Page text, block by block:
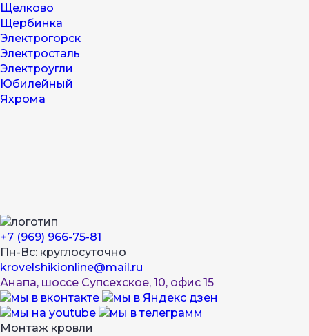
Щелково
Щербинка
Электрогорск
Электросталь
Электроугли
Юбилейный
Яхрома
+7 (969) 966-75-81
Пн-Вс: круглосуточно
krovelshikionline@mail.ru
Анапа, шоссе Супсехское, 10, офис 15
Монтаж кровли